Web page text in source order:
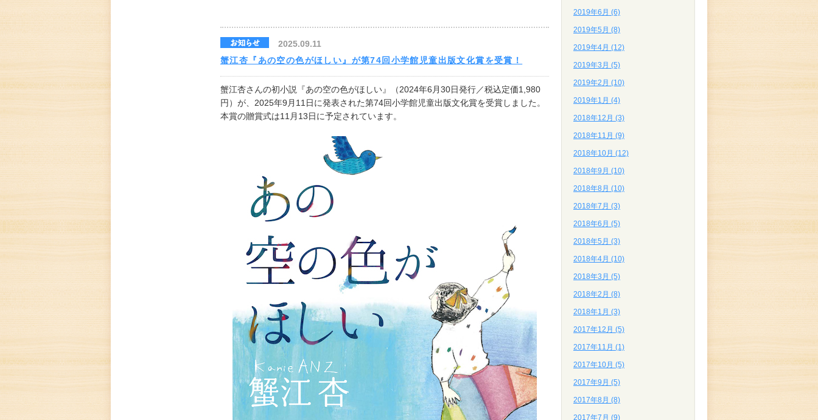
2025.09.11
蟹江杏『あの空の色がほしい』が第74回小学館児童出版文化賞を受賞！
蟹江杏さんの初小説『あの空の色がほしい』（2024年6月30日発行／税込定価1,980
円）が、2025年9月11日に発表された第74回小学館児童出版文化賞を受賞しました。
本賞の贈賞式は11月13日に予定されています。
2019年6月 (6)
2019年5月 (8)
2019年4月 (12)
2019年3月 (5)
2019年2月 (10)
2019年1月 (4)
2018年12月 (3)
2018年11月 (9)
2018年10月 (12)
2018年9月 (10)
2018年8月 (10)
2018年7月 (3)
2018年6月 (5)
2018年5月 (3)
2018年4月 (10)
2018年3月 (5)
2018年2月 (8)
2018年1月 (3)
2017年12月 (5)
2017年11月 (1)
2017年10月 (5)
2017年9月 (5)
2017年8月 (8)
2017年7月 (9)